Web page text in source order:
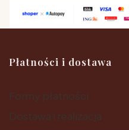
Linki w stopce
Płatności i dostawa